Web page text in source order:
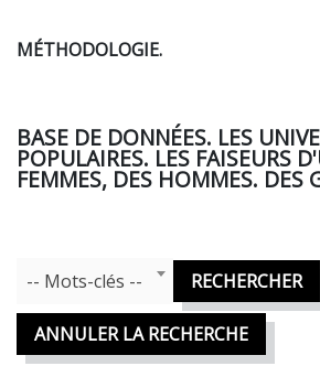
MÉTHODOLOGIE.
BASE DE DONNÉES. LES
POPULAIRES. LES FAISEURS
FEMMES, DES HOMMES. DES
Mots Clefs
-- Mots-clés -- RECHERCHER
ANNULER LA RECHERCHE